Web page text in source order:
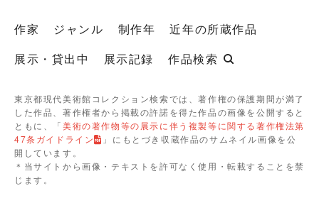
作家 ジャンル 制作年
近年の所蔵作品
展示・貸出中
展示記録 作品検索
東京都現代美術館コレクション検索では、著作権の保護期間が満了
した作品、著作権者から掲載の許諾を得た作品の画像を公開すると
ともに、「美術の著作物等の展示に伴う複製等に関する著作権法第
47条ガイドライン
」にもとづき収蔵作品のサムネイル画像を公
開しています。
＊当サイトから画像・テキストを許可なく使用・転載することを禁
じます。